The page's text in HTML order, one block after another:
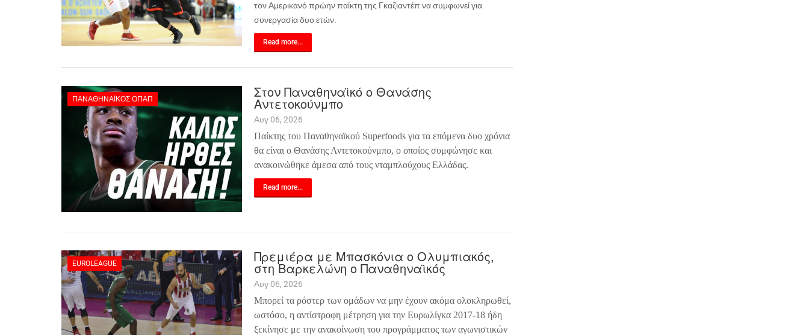
τον Αμερικανό πρώην παίκτη της Γκαζιαντέπ να συμφωνεί για
συνεργασία δυο ετών.
Read more...
ΠΑΝΑΘΗΝΑΪΚΌΣ ΟΠΑΠ Στον Παναθηναϊκό ο Θανάσης
Αντετοκούνμπο
Αυγ 06, 2026
Παίκτης του Παναθηναϊκού Superfoods για τα επόμενα δυο χρόνια
θα είναι ο Θανάσης Αντετοκούνμπο, ο οποίος συμφώνησε και
ανακοινώθηκε άμεσα από τους νταμπλούχους Ελλάδας.
Read more...
EUROLEAGUE Πρεμιέρα με Μπασκόνια ο Ολυμπιακός,
στη Βαρκελώνη ο Παναθηναϊκός
Αυγ 06, 2026
Μπορεί τα ρόστερ των ομάδων να μην έχουν ακόμα ολοκληρωθεί,
ωστόσο, η αντίστροφη μέτρηση για την Ευρωλίγκα 2017-18 ήδη
ξεκίνησε με την ανακοίνωση του προγράμματος των αγωνιστικών